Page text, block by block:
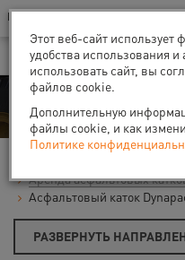
Ваш город:Санкт-Петербург
В Вашем регионе нет наших офисов
Аренда
Аренда асфальтовых
Асфальтовый каток
РАЗВЕРНУТЬ
Этот веб-сайт
удобства использования
использовать сайт, вы
файлов cookie.
Дополнительную
файлы cookie, и как
Политике